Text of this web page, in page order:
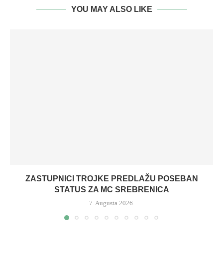
YOU MAY ALSO LIKE
ZASTUPNICI TROJKE PREDLAŽU POSEBAN
STATUS ZA MC SREBRENICA
7. Augusta 2026.